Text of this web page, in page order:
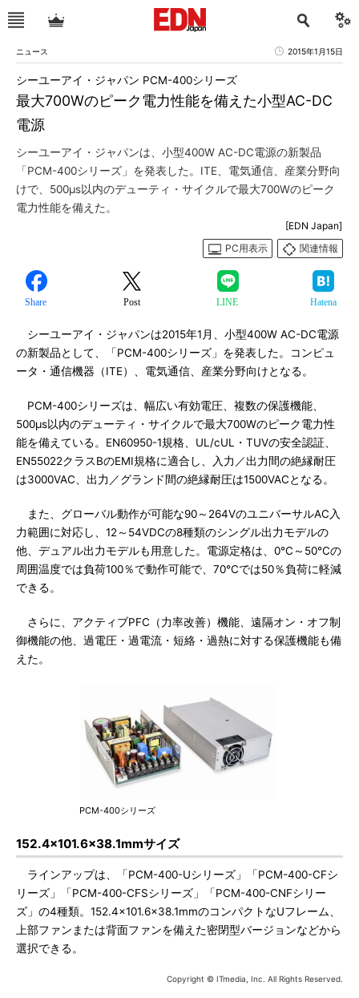
ニュース 2015年1月15日
最大700Wのピーク電力性能を備えた小型AC-DC
電源
シーユーアイ・ジャパン PCM-400シリーズ
シーユーアイ・ジャパンは、小型400W AC-DC電源の新製品
「PCM-400シリーズ」を発表した。ITE、電気通信、産業分野向
けで、500μs以内のデューティ・サイクルで最大700Wのピーク
電力性能を備えた。
[EDN Japan]
PC用表示
関連情報
Share Post LINE Hatena
シーユーアイ・ジャパンは2015年1月、小型400W AC-DC電源
の新製品として、「PCM-400シリーズ」を発表した。コンピュ
ータ・通信機器（ITE）、電気通信、産業分野向けとなる。
PCM-400シリーズは、幅広い有効電圧、複数の保護機能、
500μs以内のデューティ・サイクルで最大700Wのピーク電力性
能を備えている。EN60950-1規格、UL/cUL・TUVの安全認証、
EN55022クラスBのEMI規格に適合し、入力／出力間の絶縁耐圧
は3000VAC、出力／グランド間の絶縁耐圧は1500VACとなる。
また、グローバル動作が可能な90～264VのユニバーサルAC入
力範囲に対応し、12～54VDCの8種類のシングル出力モデルの
他、デュアル出力モデルも用意した。電源定格は、0℃～50℃の
周囲温度では負荷100％で動作可能で、70℃では50％負荷に軽減
できる。
さらに、アクティブPFC（力率改善）機能、遠隔オン・オフ制
御機能の他、過電圧・過電流・短絡・過熱に対する保護機能も備
えた。
PCM-400シリーズ
152.4×101.6×38.1mmサイズ
ラインアップは、「PCM-400-Uシリーズ」「PCM-400-CFシ
リーズ」「PCM-400-CFSシリーズ」「PCM-400-CNFシリー
ズ」の4種類。152.4×101.6×38.1mmのコンパクトなUフレーム、
上部ファンまたは背面ファンを備えた密閉型バージョンなどから
選択できる。
Copyright © ITmedia, Inc. All Rights Reserved.